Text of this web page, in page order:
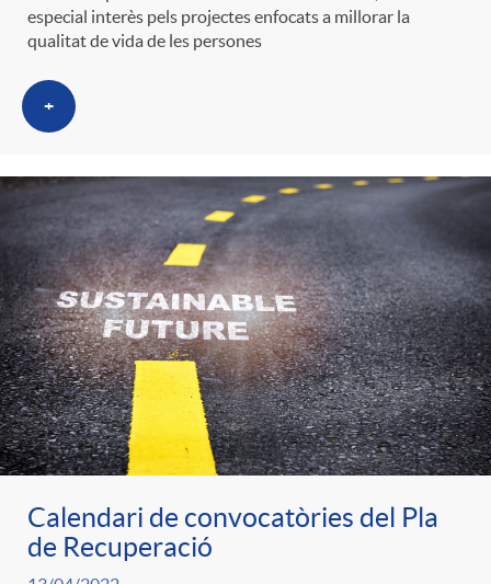
s
a
s
l
t
r
o
C
a
t
e
i
n
g
u
t
s
especial interès pels projectes enfocats a millorar la
qualitat de vida de les persones
+
Calendari de convocatòries del Pla
de Recuperació